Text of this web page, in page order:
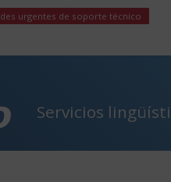
urgentes de soporte técnico
Servicios